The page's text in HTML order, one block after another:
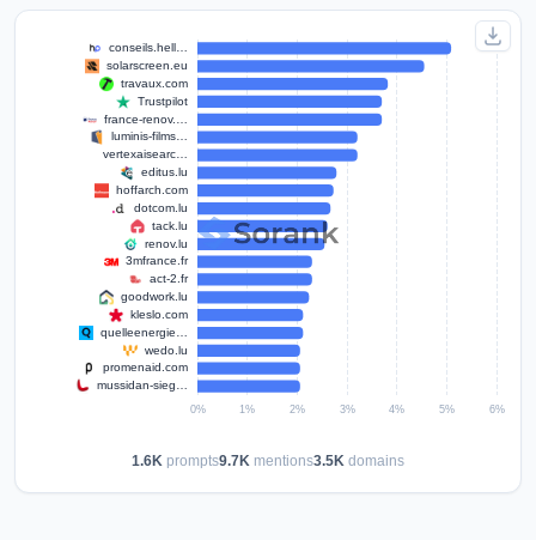
1.6K prompts9.7K mentions3.5K domains